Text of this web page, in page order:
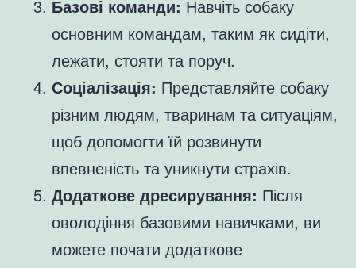
Базові команди: Навчіть собаку
основним командам, таким як сидіти,
лежати, стояти та поруч.
Соціалізація: Представляйте собаку
різним людям, тваринам та ситуаціям,
щоб допомогти їй розвинути
впевненість та уникнути страхів.
Додаткове дресирування: Після
оволодіння базовими навичками, ви
можете почати додаткове